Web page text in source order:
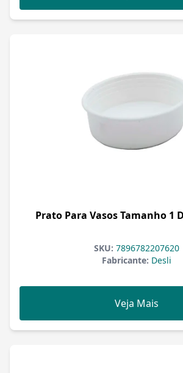
Prato Para Vasos Tamanho 1
SKU: 7896782207620
Fabricante: Desli
Veja Mais